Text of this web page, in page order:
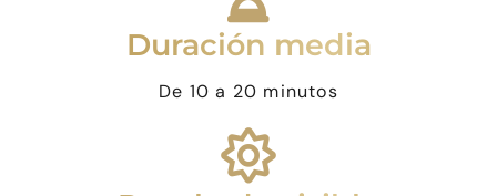
Duración media
De 10 a 20 minutos